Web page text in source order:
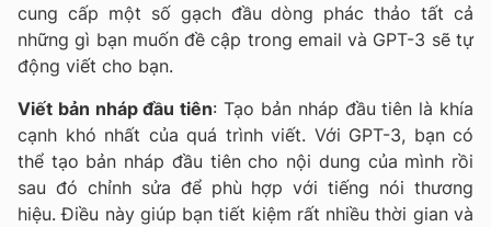
cung cấp một số gạch đầu dòng phác thảo tất cả
những gì bạn muốn đề cập trong email và GPT-3 sẽ tự
động viết cho bạn.
Viết bản nháp đầu tiên: Tạo bản nháp đầu tiên là khía
cạnh khó nhất của quá trình viết. Với GPT-3, bạn có
thể tạo bản nháp đầu tiên cho nội dung của mình rồi
sau đó chỉnh sửa để phù hợp với tiếng nói thương
hiệu. Điều này giúp bạn tiết kiệm rất nhiều thời gian và